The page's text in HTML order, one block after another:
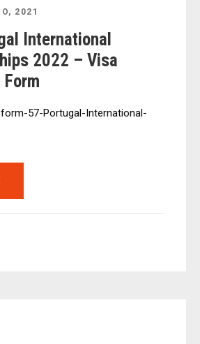
2021
International
2022 – Visa
57-Portugal-International-